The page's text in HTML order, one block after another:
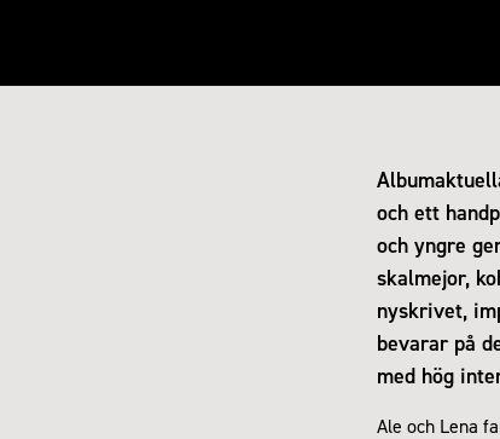
och ett
och yngre
skalmejor,
nyskrivet,
bevarar på
med hög
Ale och Lena